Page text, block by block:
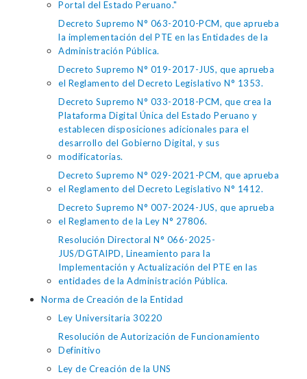
Portal del Estado Peruano."
Decreto Supremo N° 063-2010-PCM, que aprueba
la implementación del PTE en las Entidades de la
Administración Pública.
Decreto Supremo N° 019-2017-JUS, que aprueba
el Reglamento del Decreto Legislativo N° 1353.
Decreto Supremo N° 033-2018-PCM, que crea la
Plataforma Digital Única del Estado Peruano y
establecen disposiciones adicionales para el
desarrollo del Gobierno Digital, y sus
modificatorias.
Decreto Supremo N° 029-2021-PCM, que aprueba
el Reglamento del Decreto Legislativo N° 1412.
Decreto Supremo N° 007-2024-JUS, que aprueba
el Reglamento de la Ley N° 27806.
Resolución Directoral N° 066-2025-
JUS/DGTAIPD, Lineamiento para la
Implementación y Actualización del PTE en las
entidades de la Administración Pública.
Norma de Creación de la Entidad
Ley Universitaria 30220
Resolución de Autorización de Funcionamiento
Definitivo
Ley de Creación de la UNS